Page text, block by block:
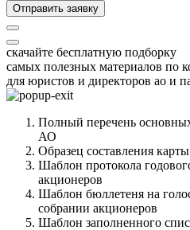
Отправить заявку
скачайте бесплатную подборку
самых полезных материалов по
для юристов и директоров ао и
Полный перечень
АО
Образец составления
Шаблон протокола
акционеров
Шаблон бюллетеня на
собрании акционеров
Шаблон заполненного